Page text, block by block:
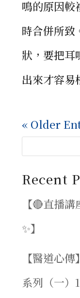
鳴的原因較
時合併所致
狀，要把耳
出來才容易
« Older
Recent
【🔴直播
✨】
【醫道心
系列（一）